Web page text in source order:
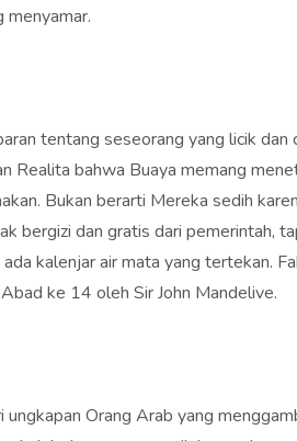
menyamar.
tentang seseorang yang licik dan
Realita bahwa Buaya memang
Bukan berarti Mereka sedih
bergizi dan gratis dari pemerintah,
kalenjar air mata yang tertekan.
ke 14 oleh Sir John Mandelive.
Orang Arab yang